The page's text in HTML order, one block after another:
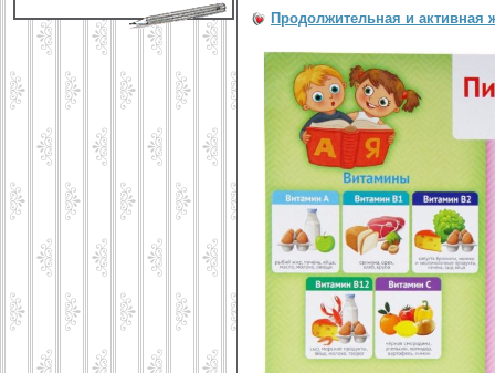
Продолжительная и активная